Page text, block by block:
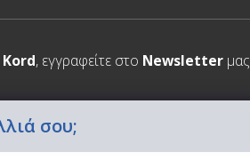
, εγγραφείτε στο Newsletter μας.
απορρήτου
σου;